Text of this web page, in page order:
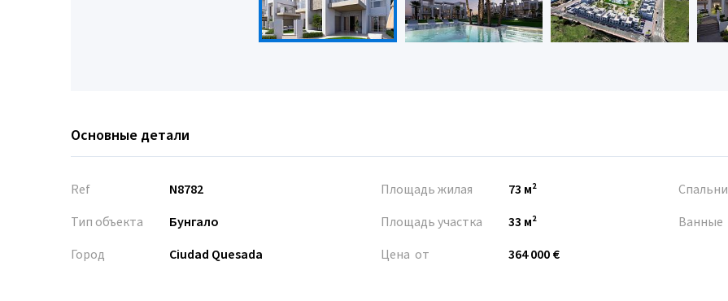
Основные детали
Ref
N8782
Тип объекта
Бунгало
Город
Ciudad Quesada
Площадь жилая
73 м²
Площадь участка
33 м²
Цена от
364 000 €
Спальни
Ванные